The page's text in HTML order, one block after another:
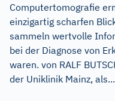
Computertomografie
einzigartig scharfen
sammeln wertvolle
bei der Diagnose von
waren. von RALF
der Uniklinik Mainz, als...